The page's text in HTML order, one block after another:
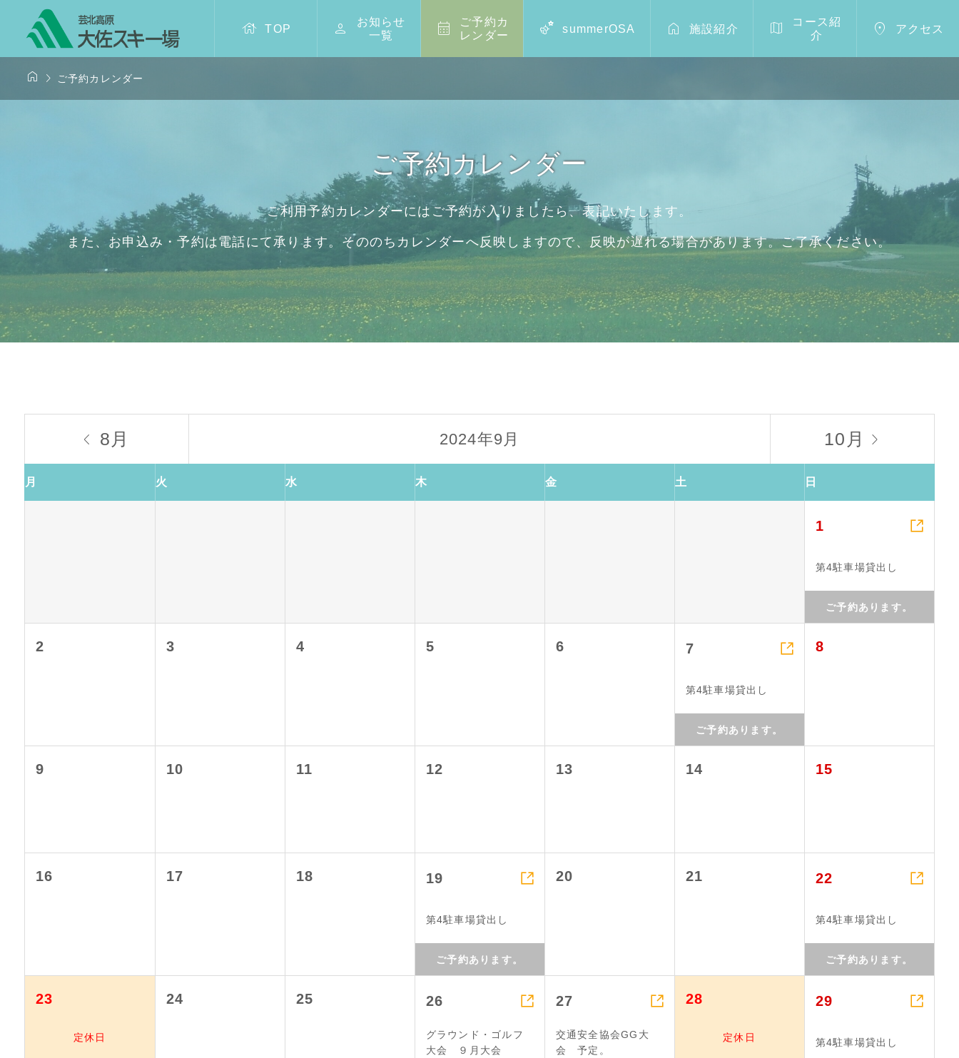
 TOP 
お知らせ
一覧

ご予約カ
レンダー
 summerOSA  施設紹介 
コース紹
介
 アクセス
  ご予約カレンダー
ご予約カレンダー
ご利用予約カレンダーにはご予約が入りましたら、表記いたします。
また、お申込み・予約は電話にて承ります。そののちカレンダーへ反映しますので、反映が遅れる場合があります。ご了承ください。
 8月 2024年9月 10月 
月 火 水 木 金 土 日
1 
第4駐車場貸出し
ご予約あります。
2 3 4 5 6 7 
第4駐車場貸出し
ご予約あります。
8
9 10 11 12 13 14 15
16 17 18 19 
第4駐車場貸出し
ご予約あります。
20 21 22 
第4駐車場貸出し
ご予約あります。
23
定休日
24 25 26 
グラウンド・ゴルフ
大会 ９月大会
27 
交通安全協会GG大
会 予定。
28
定休日
29 
第4駐車場貸出し